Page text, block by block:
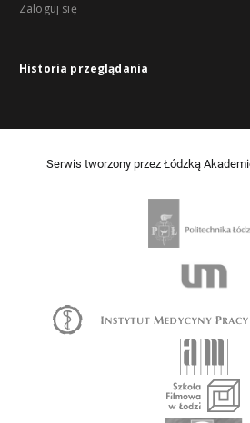
Zaloguj się
Historia przeglądania
Serwis tworzony przez Łódzką